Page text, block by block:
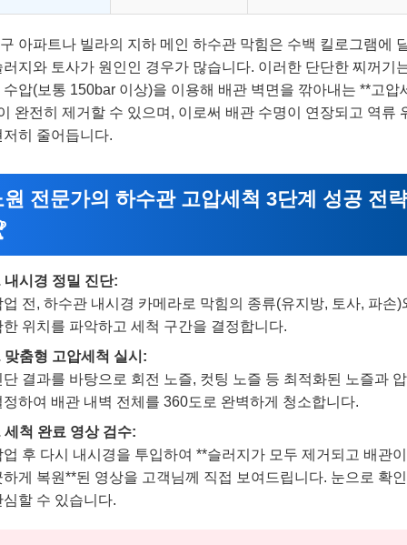
아파트나 빌라의 지하 메인 하수관 막힘은 수백 킬로그램에
러지와 토사가 원인인 경우가 많습니다. 이러한 단단한 찌꺼기
수압(보통 150bar 이상)을 이용해 배관 벽면을 깎아내는 **고압
완전히 제거할 수 있으며, 이로써 배관 수명이 연장되고 역류
저히 줄어듭니다.
원 전문가의 하수관 고압세척 3단계 성공 전략
내시경 정밀 진단:
업 전, 하수관 내시경 카메라로 막힘의 종류(유지방, 토사, 파손)
한 위치를 파악하고 세척 구간을 결정합니다.
맞춤형 고압세척 실시:
단 결과를 바탕으로 회전 노즐, 컷팅 노즐 등 최적화된 노즐과
정하여 배관 내벽 전체를 360도로 완벽하게 청소합니다.
세척 완료 영상 검수:
업 후 다시 내시경을 투입하여 **슬러지가 모두 제거되고 배관
하게 복원**된 영상을 고객님께 직접 보여드립니다. 눈으로 확
심할 수 있습니다.